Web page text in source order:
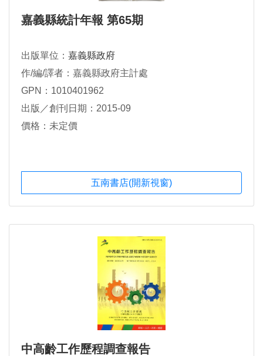
嘉義縣統計年報 第65期
出版單位： 嘉義縣政府
作/編/譯者：嘉義縣政府主計處
GPN：1010401962
出版／創刊日期：2015-09
價格：未定價
五南書店(開新視窗)
中高齡工作歷程調查報告